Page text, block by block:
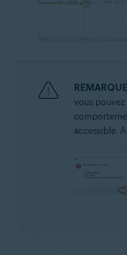
vous pouvez
accessible.